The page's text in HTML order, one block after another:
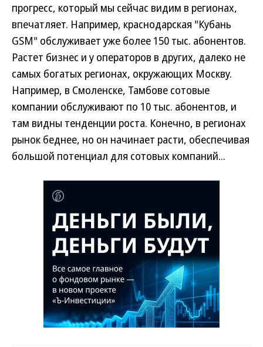
прогресс, который мы сейчас видим в регионах,
впечатляет. Например, краснодарская "Кубань
GSM" обслуживает уже более 150 тыс. абонентов.
Растет бизнес и у операторов в других, далеко не
самых богатых регионах, окружающих Москву.
Например, в Смоленске, Тамбове сотовые
компании обслуживают по 10 тыс. абонентов, и
там видны тенденции роста. Конечно, в регионах
рынок беднее, но он начинает расти, обеспечивая
большой потенциал для сотовых компаний...